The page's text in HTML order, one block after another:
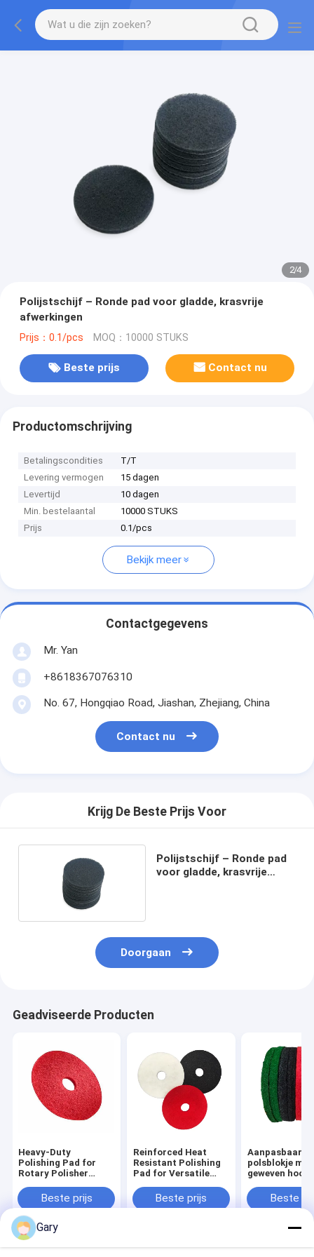
2/4
Polijstschijf – Ronde pad voor gladde, krasvrije
afwerkingen
Prijs：0.1/pcs MOQ：10000 STUKS
Beste prijs Contact nu
Productomschrijving
Betalingscondities
T/T
Levering vermogen
15 dagen
Levertijd
10 dagen
Min. bestelaantal
10000 STUKS
Prijs
0.1/pcs
Bekijk meer
Contactgegevens
Mr. Yan
+8618367076310
No. 67, Hongqiao Road, Jiashan, Zhejiang, China
Contact nu
Krijg De Beste Prijs Voor
Polijstschijf – Ronde pad
voor gladde, krasvrije
Doorgaan
Geadviseerde Producten
Heavy-Duty
Polishing Pad for
Rotary Polisher
Beste prijs
Reinforced Heat
Resistant Polishing
Pad for Versatile
Industrial Detailing
Beste prijs
Aanpasbaar
polsblokje
geweven
ontbossing en
meerkleurig
Beste
Thuis
Ongeveer
Contacteer
Desktop
Gary